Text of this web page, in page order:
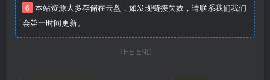
6 本站资源大多存储在云盘，如发现链接失效，请联系我们我们
会第一时间更新。
THE END